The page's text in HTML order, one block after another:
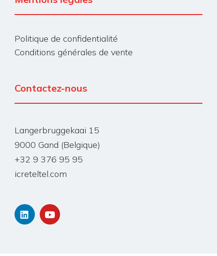
Politique de confidentialité
Conditions générales de vente
Contactez-nous
Langerbruggekaai 15
9000 Gand (Belgique)
+32 9 376 95 95
icreteltel.com